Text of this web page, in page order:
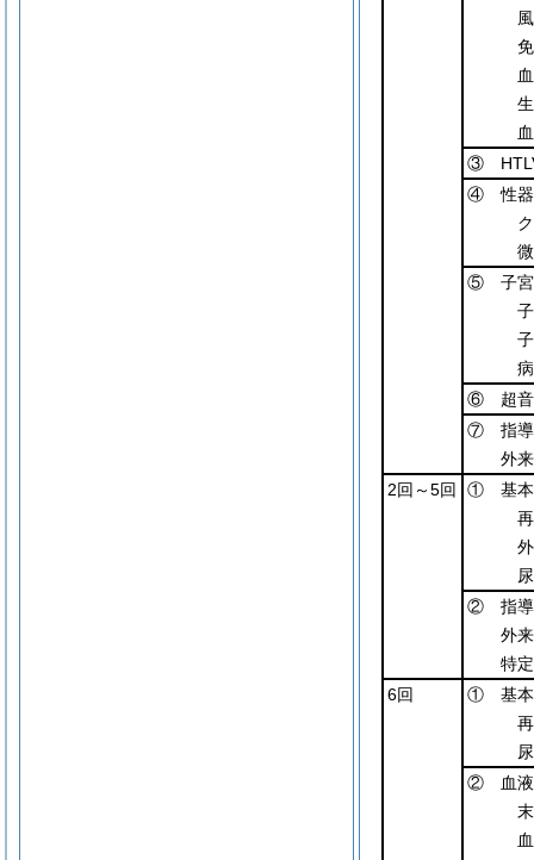
③
④ 性器
⑤ 子宮
⑥ 超音
⑦ 指導
外
2回～5回
① 基本
② 指導
外
特
6回
① 基本
② 血液